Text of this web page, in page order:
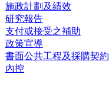
施政計劃及績效
研究報告
支付或接受之補助
政策宣導
書面公共工程及採購契約
內控